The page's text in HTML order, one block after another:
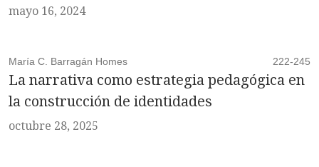
mayo 16, 2024
María C. Barragán Homes 222-245
La narrativa como estrategia pedagógica en
la construcción de identidades
octubre 28, 2025